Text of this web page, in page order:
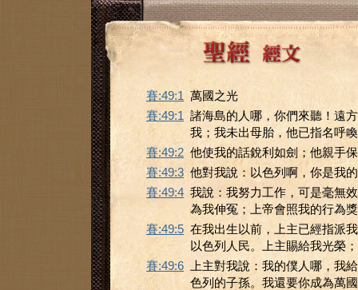
賽:49:1 萬國之光
賽:49:1 諸海島的人哪，你們來聽！遠
我；我未出母胎，他已指名呼
賽:49:2 他使我的話銳利如劍；他親手
賽:49:3 他對我說：以色列啊，你是我
賽:49:4 我說：我努力工作，可是毫無
為我伸冤；上帝會照我的行為
賽:49:5 在我出生以前，上主已經指派
以色列人民。上主賜給我光榮
賽:49:6
上主對我說：我的僕人哪，我
色列的子孫。我還要你成為萬